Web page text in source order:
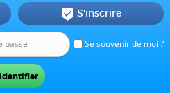
Se souvenir de moi ?
 S'inscrire